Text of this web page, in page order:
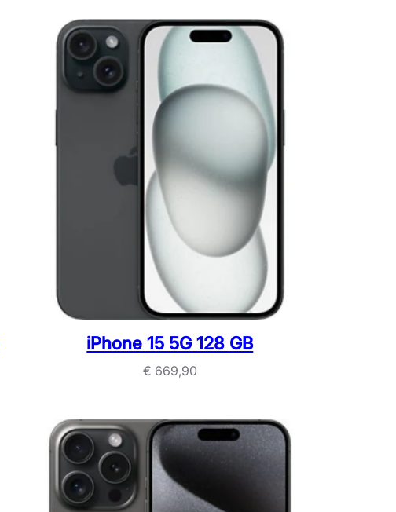
iPhone 15 5G 128 GB
€ 669,90